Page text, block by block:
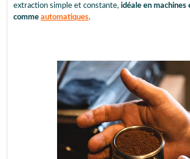
extraction simple et constante, idéale en machines
comme automatiques.